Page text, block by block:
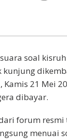
soal
kunjung
Kamis 21 Mei
dibayar.
forum resmi
menuai